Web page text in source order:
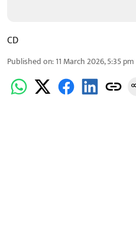
CD
Published on:11 March 2026, 5:35 pm